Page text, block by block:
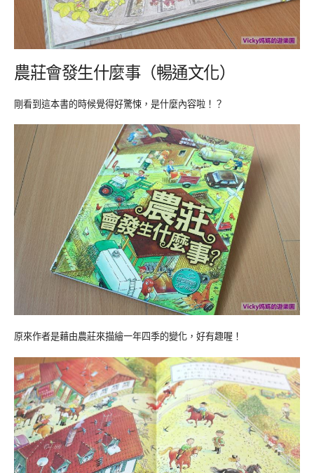
農莊會發生什麼事（暢通文化）
剛看到這本書的時候覺得好驚悚，是什麼內容啦！？
原來作者是藉由農莊來描繪一年四季的變化，好有趣喔！